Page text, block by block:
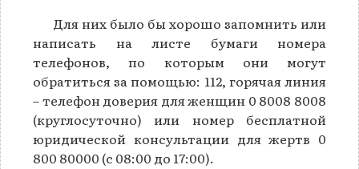
Для них было бы хорошо запомнить или
написать на листе бумаги номера
телефонов, по которым они могут
обратиться за помощью: 112, горячая линия
– телефон доверия для женщин 0 8008 8008
(круглосуточно) или номер бесплатной
юридической консультации для жертв 0
800 80000 (с 08:00 до 17:00).